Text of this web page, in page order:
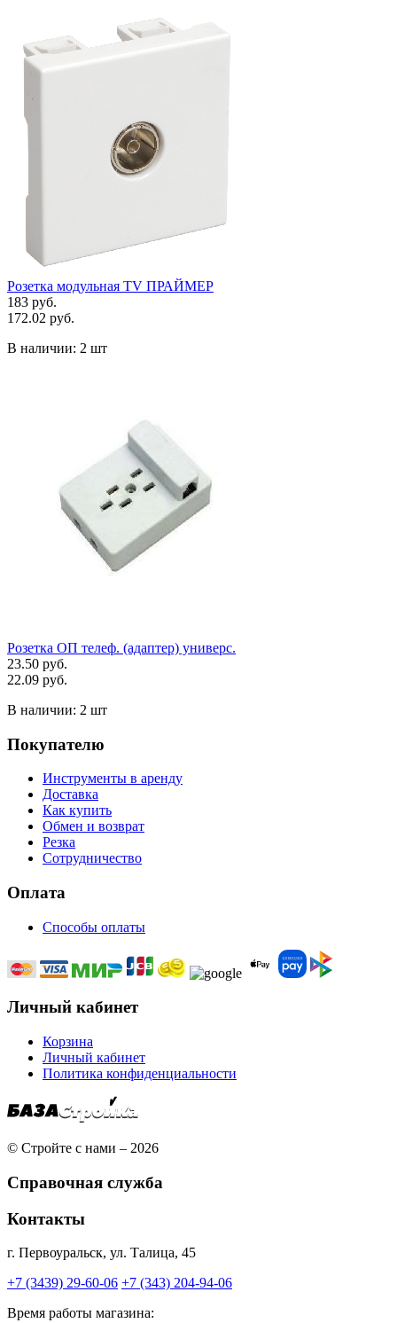
Розетка модульная TV ПРАЙМЕР
183 руб.
172.02 руб.
В наличии: 2 шт
Розетка ОП телеф. (адаптер) универс.
23.50 руб.
22.09 руб.
В наличии: 2 шт
Покупателю
Инструменты в аренду
Доставка
Как купить
Обмен и возврат
Резка
Сотрудничество
Оплата
Способы оплаты
Личный кабинет
Корзина
Личный кабинет
Политика конфиденциальности
© Стройте с нами – 2026
Справочная служба
Контакты
г. Первоуральск, ул. Талица, 45
+7 (3439) 29-60-06 +7 (343) 204-94-06
Время работы магазина: